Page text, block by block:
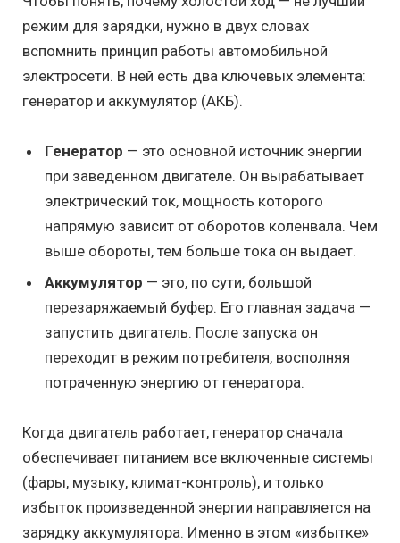
режим для зарядки, нужно в двух словах
вспомнить принцип работы автомобильной
электросети. В ней есть два ключевых элемента:
генератор и аккумулятор (АКБ).
Генератор — это основной источник энергии
при заведенном двигателе. Он вырабатывает
электрический ток, мощность которого
напрямую зависит от оборотов коленвала. Чем
выше обороты, тем больше тока он выдает.
Аккумулятор — это, по сути, большой
перезаряжаемый буфер. Его главная задача —
запустить двигатель. После запуска он
переходит в режим потребителя, восполняя
потраченную энергию от генератора.
Когда двигатель работает, генератор сначала
обеспечивает питанием все включенные системы
(фары, музыку, климат-контроль), и только
избыток произведенной энергии направляется на
зарядку аккумулятора. Именно в этом «избытке»